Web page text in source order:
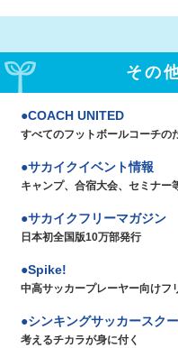
その
COACH UNITED
すべてのフットボールコーチの
サカイクイベント情報
キャンプ、合宿大会、セミナー
サカイクフリーマガジン
日本初全国版10万部発行
Spike!
中高サッカープレーヤー向けフ
シンキングサッカースク
考えるチカラが身に付く